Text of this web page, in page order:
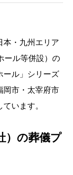
本・九州エリア
ール等併設）の
ール」シリーズ
岡市・太宰府市
います。
）の葬儀プ